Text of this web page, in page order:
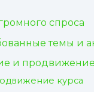
спроса
темы и
и продвижение
курса